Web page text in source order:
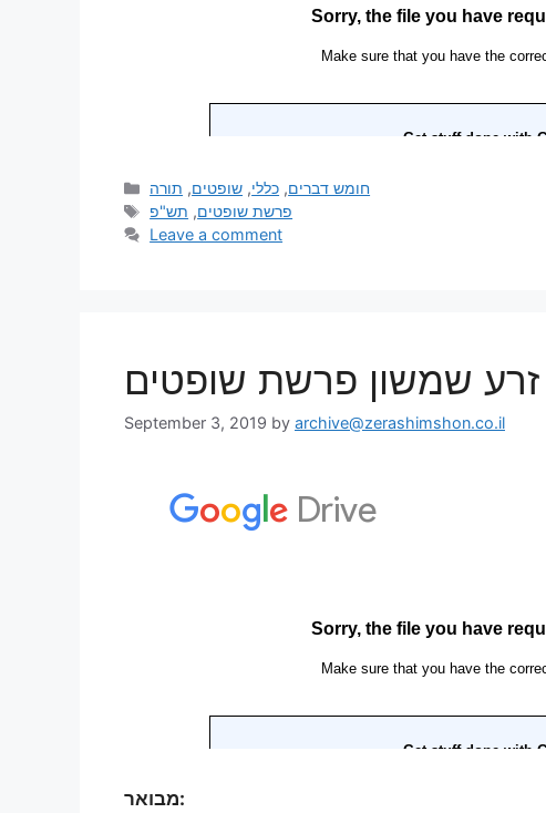
חומש דברים, כללי, שופטים, תורה
פרשת שופטים, תש"פ
Leave a comment
| זרע שמשון פרשת שופטים
September 3, 2019 by archive@zerashimshon.co.il
מבואר: